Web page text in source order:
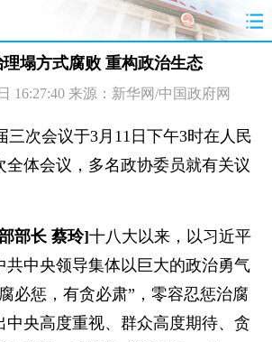
聚焦 最新报道 两会公告
特稿 授权发布 直播
数据 图片 思客
塌方式腐败 重构政治生态
16:27:40 来源：新华网/中国政府网
次会议于3月11日下午3时在人民
全体会议，多名政协委员就有关议
部长 蔡玲]十八大以来，以习近平
共中央领导集体以巨大的政治勇气
必惩，有贪必肃”，零容忍惩治腐
中央高度重视、群众高度期待、贪